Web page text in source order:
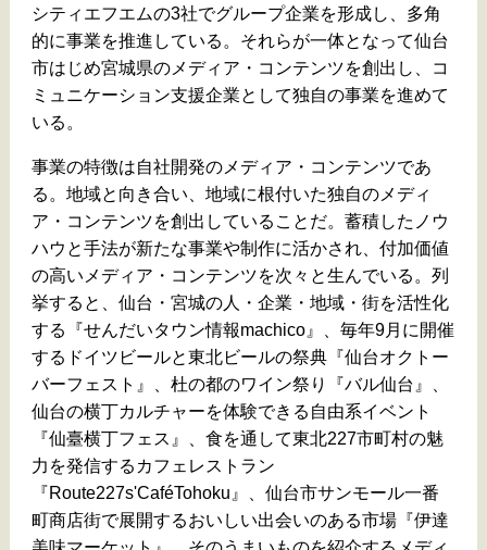
シティエフエムの3社でグループ企業を形成し、多角
的に事業を推進している。それらが一体となって仙台
市はじめ宮城県のメディア・コンテンツを創出し、コ
ミュニケーション支援企業として独自の事業を進めて
いる。
事業の特徴は自社開発のメディア・コンテンツであ
る。地域と向き合い、地域に根付いた独自のメディ
ア・コンテンツを創出していることだ。蓄積したノウ
ハウと手法が新たな事業や制作に活かされ、付加価値
の高いメディア・コンテンツを次々と生んでいる。列
挙すると、仙台・宮城の人・企業・地域・街を活性化
する『せんだいタウン情報machico』、毎年9月に開催
するドイツビールと東北ビールの祭典『仙台オクトー
バーフェスト』、杜の都のワイン祭り『バル仙台』、
仙台の横丁カルチャーを体験できる自由系イベント
『仙臺横丁フェス』、食を通して東北227市町村の魅
力を発信するカフェレストラン
『Route227s'CaféTohoku』、仙台市サンモール一番
町商店街で展開するおいしい出会いのある市場『伊達